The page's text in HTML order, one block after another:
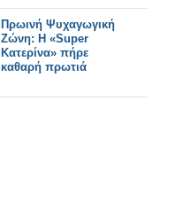
Πρωινή Ψυχαγωγική
Ζώνη: Η «Super
Κατερίνα» πήρε
καθαρή πρωτιά